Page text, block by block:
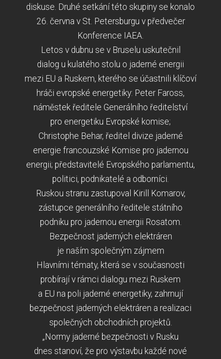
diskuse. Druhé setkání této skupiny se konalo
26. června v St. Petersburgu v předvečer
Konference IAEA.
Letos v dubnu se v Bruselu uskutečnil
dialog u kulatého stolu o jaderné energii
mezi EU a Ruskem, kterého se účastnili klíčoví
hráči evropské energetiky: Peter Faross,
náměstek ředitele Generálního ředitelství
pro energetiku Evropské komise;
Christophe Behar, ředitel divize jaderné
energie francouzské Komise pro jadernou
energii; představitelé Evropského parlamentu,
politici, podnikatelé a odborníci.
Ruskou stranu zastupoval Kirill Komarov,
zástupce generálního ředitele státního
podniku pro jadernou energii Rosatom.
Bezpečnost jaderných elektráren
je naším společným zájmem
Hlavními tématy, která se v současnosti
probírají v rámci dialogu mezi Ruskem
a EU na poli jaderné energetiky, zahrnují
bezpečnost jaderných elektráren a realizaci
společných obchodních projektů.
„Normy jaderné bezpečnosti v Rusku
dnes stanoví, že pro výstavbu každé nové